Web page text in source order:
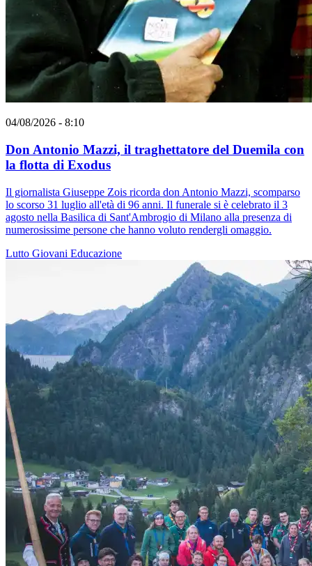
04/08/2026 - 8:10
Don Antonio Mazzi, il traghettatore del Duemila con
la flotta di Exodus
Il giornalista Giuseppe Zois ricorda don Antonio Mazzi, scomparso
lo scorso 31 luglio all'età di 96 anni. Il funerale si è celebrato il 3
agosto nella Basilica di Sant'Ambrogio di Milano alla presenza di
numerosissime persone che hanno voluto rendergli omaggio.
Lutto Giovani Educazione